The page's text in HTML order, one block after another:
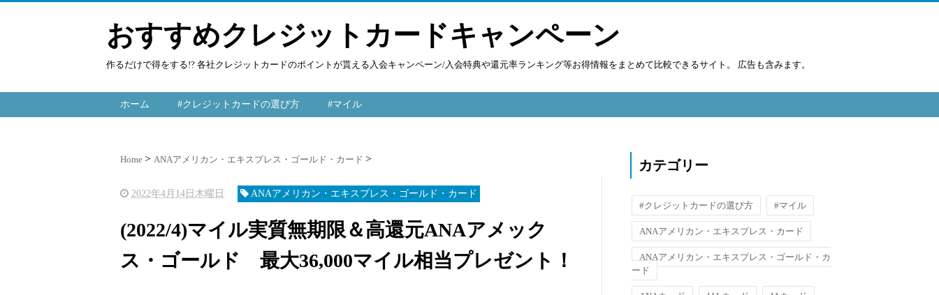
おすすめクレジットカードキャンペーン
作るだけで得をする!? 各社クレジットカードのポイントが貰える入会キャンペーン/入会特典や還元率ランキング等お得情報をまとめて比較できるサイト。 広告も含みます。
ホーム #クレジットカードの選び方 #マイル
Home ANAアメリカン・エキスプレス・ゴールド・カード
2022年4月14日木曜日 ANAアメリカン・エキスプレス・ゴールド・カード
(2022/4)マイル実質無期限＆高還元ANAアメック
ス・ゴールド 最大36,000マイル相当プレゼント！
カテゴリー
#クレジットカードの選び方 #マイル
ANAアメリカン・エキスプレス・カード
ANAアメリカン・エキスプレス・ゴールド・カ
ード